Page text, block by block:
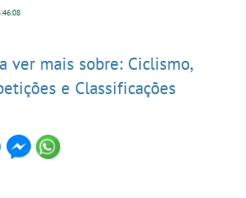
ver mais sobre: Ciclismo,
e Classificações